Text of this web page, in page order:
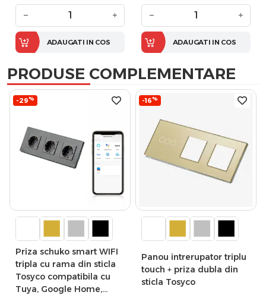
− +
ADAUGATI IN COS
− +
ADAUGATI IN COS
PRODUSE COMPLEMENTARE
-29%
Priza schuko smart WIFI
tripla cu rama din sticla
Tosyco compatibila cu
Tuya, Google Home,
-16%
Panou intrerupator triplu
touch + priza dubla din
sticla Tosyco